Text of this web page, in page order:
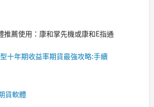
推薦使用：康和掌先機或康和E指通